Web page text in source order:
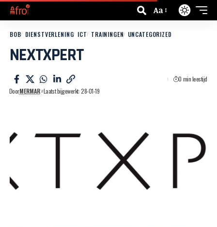
Aa
BOB DIENSTVERLENING ICT TRAININGEN UNCATEGORIZED
NEXTXPERT
DoorMERMAR Laatst bijgewerkt: 28-01-19
0 min leestijd